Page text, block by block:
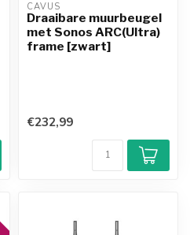
CAVUS
Draaibare muurbeugel
met Sonos ARC(Ultra)
frame [zwart]
€232,99